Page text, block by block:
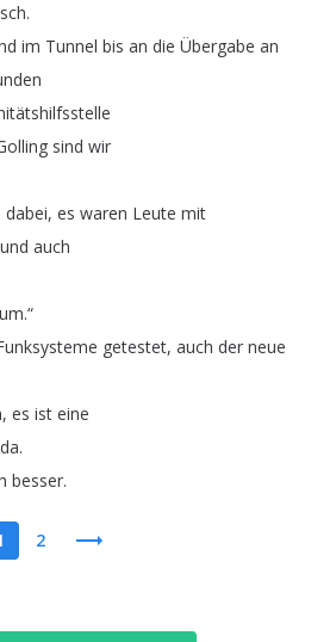
.
im Tunnel bis an die Übergabe an
sind wir
dabei, es waren Leute mit
und auch
.“
getestet, auch der neue
, es ist eine
da.
besser.
2